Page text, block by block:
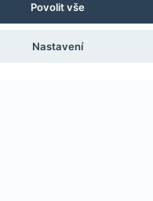
Povolit vše
Nastavení